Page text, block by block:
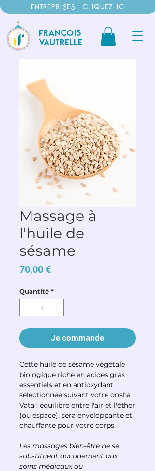
ENTREPRISES : CLIQUEZ ICI
FRANÇOIS
VAUTRELLE
Massage à
l'huile de
sésame
70,00 €Prix
Quantité *
Je commande
Cette huile de sésame végétale
biologique riche en acides gras
essentiels et en antioxydant,
sélectionnée suivant votre dosha
Vata : équilibre entre l'air et l'éther
(ou espace), sera enveloppante et
chauffante pour votre corps.
Les massages bien-être ne se
substituent aucunement aux
soins médicaux ou